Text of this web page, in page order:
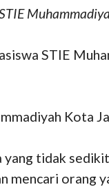
STIE
Kota
tidak
orang